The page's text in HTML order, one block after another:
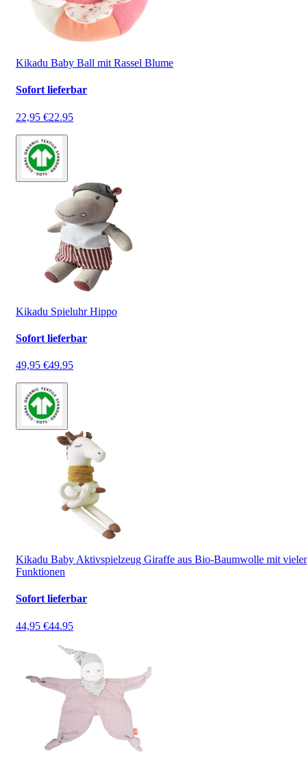
Kikadu Baby Ball mit Rassel Blume
Sofort lieferbar
22,95 €22.95
Kikadu Spieluhr Hippo
Sofort lieferbar
49,95 €49.95
Kikadu Baby Aktivspielzeug Giraffe aus Bio-Baumwolle mit
Funktionen
Sofort lieferbar
44,95 €44.95